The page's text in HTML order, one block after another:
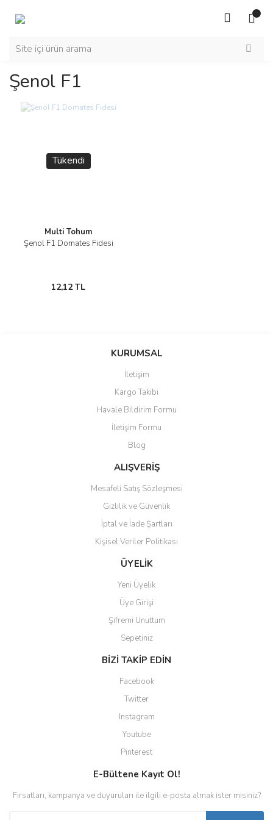
Şenol F1
Tükendi
Multi Tohum
Şenol F1 Domates Fidesi
12,12 TL
KURUMSAL
İletişim
Kargo Takibi
Havale Bildirim Formu
İletişim Formu
Blog
ALIŞVERİŞ
Mesafeli Satış Sözleşmesi
Gizlilik ve Güvenlik
İptal ve İade Şartları
Kişisel Veriler Politikası
ÜYELİK
Yeni Üyelik
Üye Girişi
Şifremi Unuttum
Sepetiniz
BİZİ TAKİP EDİN
Facebook
Twitter
Instagram
Youtube
Pinterest
E-Bültene Kayıt Ol!
Fırsatları, kampanya ve duyuruları ile ilgili e-posta almak ister misiniz?